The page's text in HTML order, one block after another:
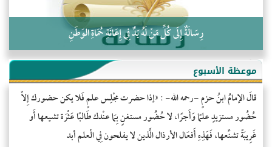
رِسَالَةٌ إِلَى كُلِّ مَنْ لَهُ يَدٌ فِي إِعَانَةِ حُمَاةِ الوَطَنِ
موعظة الأسبوع
قالَ الإمامُ ابنُ حزمٍ -رحمه الله- : «إذا حضرت مجْلِس علمٍ فَلا يكن حضورك إِلاّ
حُضُور مستزيدٍ علمًا وَأَجرًا، لا حُضُور مستغنٍ بِمَا عنْدك طَالبًا عَثْرَة تشيعها أَو
غَرِيبَةً تشنِّعها، فَهَذِهِ أَفعَال الأرذال الَّذين لا يفلحون فِي الْعلم أبد